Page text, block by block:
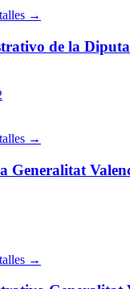
→
de la
→
Generalitat
→